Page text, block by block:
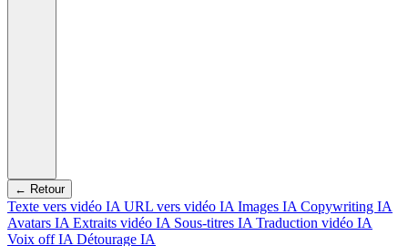
← Retour
Texte vers vidéo IA URL vers vidéo IA Images IA Copywriting IA
Avatars IA Extraits vidéo IA Sous-titres IA Traduction vidéo IA
Voix off IA Détourage IA